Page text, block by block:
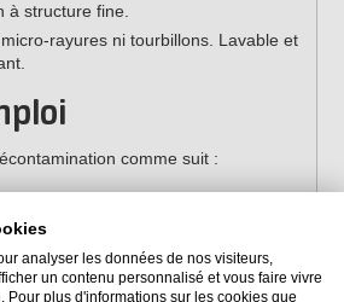
à structure fine.
rayures ni tourbillons. Lavable et
comme suit :
tel que le
la abondamment pour éliminer les
analyser les données de nos visiteurs,
un contenu personnalisé et vous faire vivre
plus d'informations sur les cookies que